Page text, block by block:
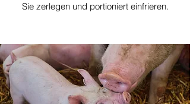
Sie zerlegen und portioniert einfrieren.